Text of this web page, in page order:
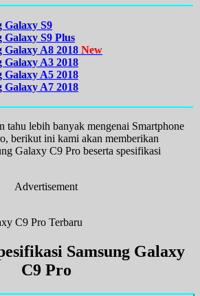
Galaxy S9
Galaxy S9 Plus
Galaxy A8 2018 New
Galaxy A3 2018
Galaxy A5 2018
Galaxy A7 2018
tahu lebih banyak mengenai Smartphone
berikut ini kami akan memberikan
Galaxy C9 Pro beserta spesifikasi
Advertisement
Samsung Galaxy
C9 Pro